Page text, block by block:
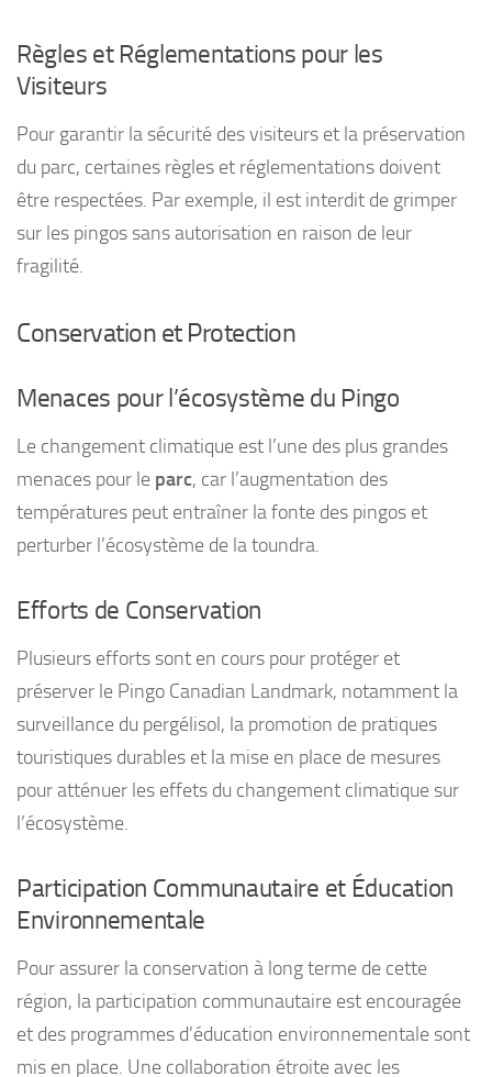
Règles et Réglementations pour les
Visiteurs
Pour garantir la sécurité des visiteurs et la préservation
du parc, certaines règles et réglementations doivent
être respectées. Par exemple, il est interdit de grimper
sur les pingos sans autorisation en raison de leur
fragilité.
Conservation et Protection
Menaces pour l’écosystème du Pingo
Le changement climatique est l’une des plus grandes
menaces pour le parc, car l’augmentation des
températures peut entraîner la fonte des pingos et
perturber l’écosystème de la toundra.
Efforts de Conservation
Plusieurs efforts sont en cours pour protéger et
préserver le Pingo Canadian Landmark, notamment la
surveillance du pergélisol, la promotion de pratiques
touristiques durables et la mise en place de mesures
pour atténuer les effets du changement climatique sur
l’écosystème.
Participation Communautaire et Éducation
Environnementale
Pour assurer la conservation à long terme de cette
région, la participation communautaire est encouragée
et des programmes d’éducation environnementale sont
mis en place. Une collaboration étroite avec les